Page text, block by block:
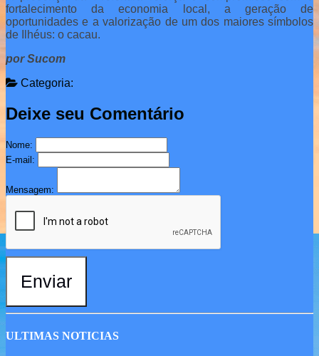
fortalecimento da economia local, a geração de
oportunidades e a valorização de um dos maiores símbolos
de Ilhéus: o cacau.
por Sucom
Categoria:
Deixe seu Comentário
Nome:
E-mail:
Mensagem:
Enviar
ULTIMAS NOTICIAS